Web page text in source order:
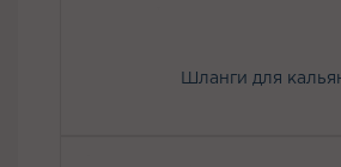
Шланги для